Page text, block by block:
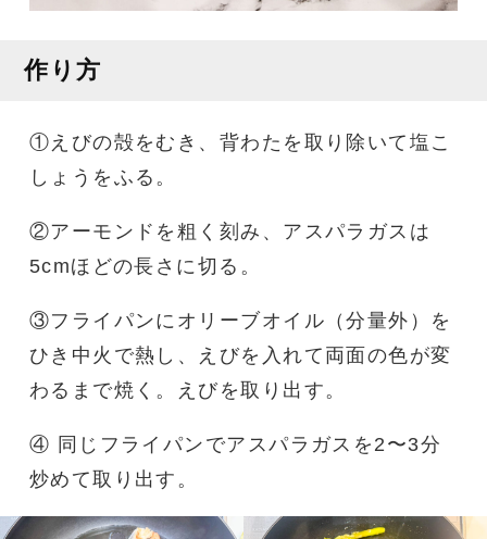
作り方
①えびの殻をむき、背わたを取り除いて塩こ
しょうをふる。
②アーモンドを粗く刻み、アスパラガスは
5cmほどの長さに切る。
③フライパンにオリーブオイル（分量外）を
ひき中火で熱し、えびを入れて両面の色が変
わるまで焼く。えびを取り出す。
④ 同じフライパンでアスパラガスを2〜3分
炒めて取り出す。